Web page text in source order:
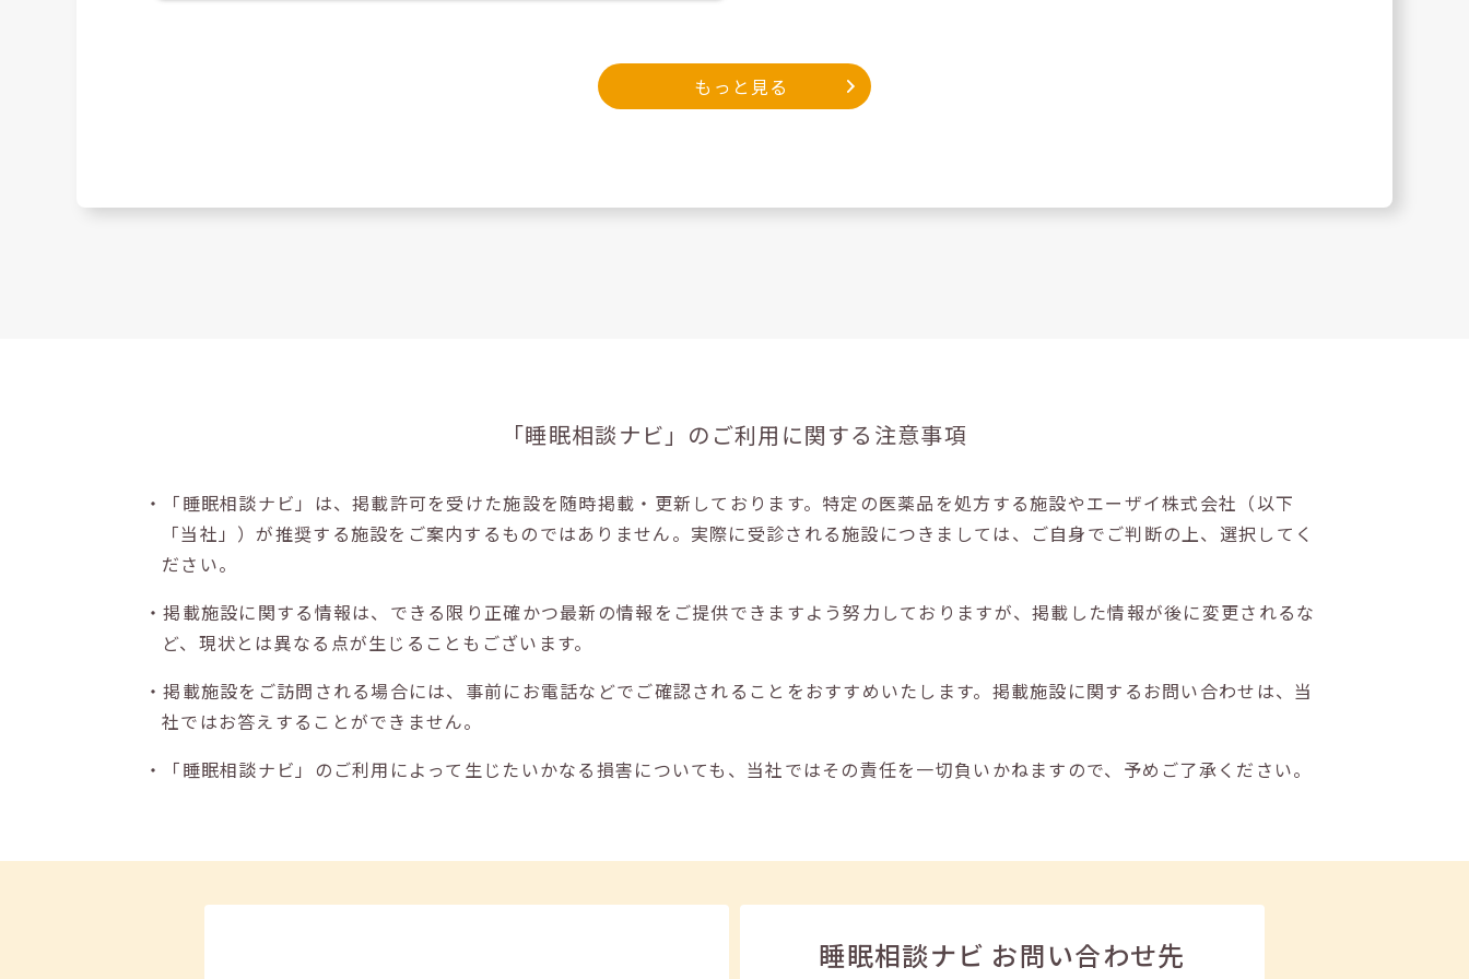
もっと見る
「睡眠相談ナビ」の ご利用に関する注意事項
・「睡眠相談ナビ」は、掲載許可を受けた施設を随時掲載・更新しております。特定の医薬品を処方する施設やエーザイ株式会社（以下
「当社」）が推奨する施設をご案内するものではありません。実際に受診される施設につきましては、ご自身でご判断の上、選択してく
ださい。
・掲載施設に関する情報は、できる限り正確かつ最新の情報をご提供できますよう努力しておりますが、掲載した情報が後に変更されるな
ど、現状とは異なる点が生じることもございます。
・掲載施設をご訪問される場合には、事前にお電話などでご確認されることをおすすめいたします。掲載施設に関するお問い合わせは、当
社ではお答えすることができません。
・「睡眠相談ナビ」のご利用によって生じたいかなる損害についても、当社ではその責任を一切負いかねますので、予めご了承ください。
睡眠相談ナビ お問い合わせ先